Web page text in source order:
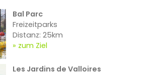
Bal Parc
Freizeitparks
Distanz: 25km
zum Ziel
Les Jardins de Valloires